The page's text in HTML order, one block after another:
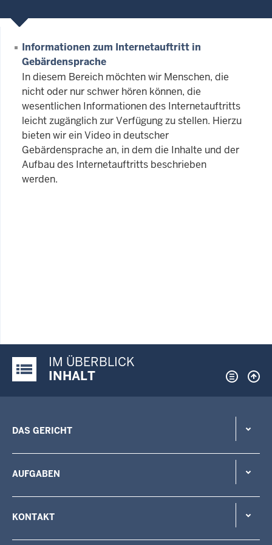
Informationen zum Internetauftritt in
Gebärdensprache
In diesem Bereich möchten wir Menschen, die
nicht oder nur schwer hören können, die
wesentlichen Informationen des Internetauftritts
leicht zugänglich zur Verfügung zu stellen. Hierzu
bieten wir ein Video in deutscher
Gebärdensprache an, in dem die Inhalte und der
Aufbau des Internetauftritts beschrieben
werden.
Justiz-Portal im Überblick:
IM ÜBERBLICK
INHALT
DAS GERICHT
AUFGABEN
KONTAKT